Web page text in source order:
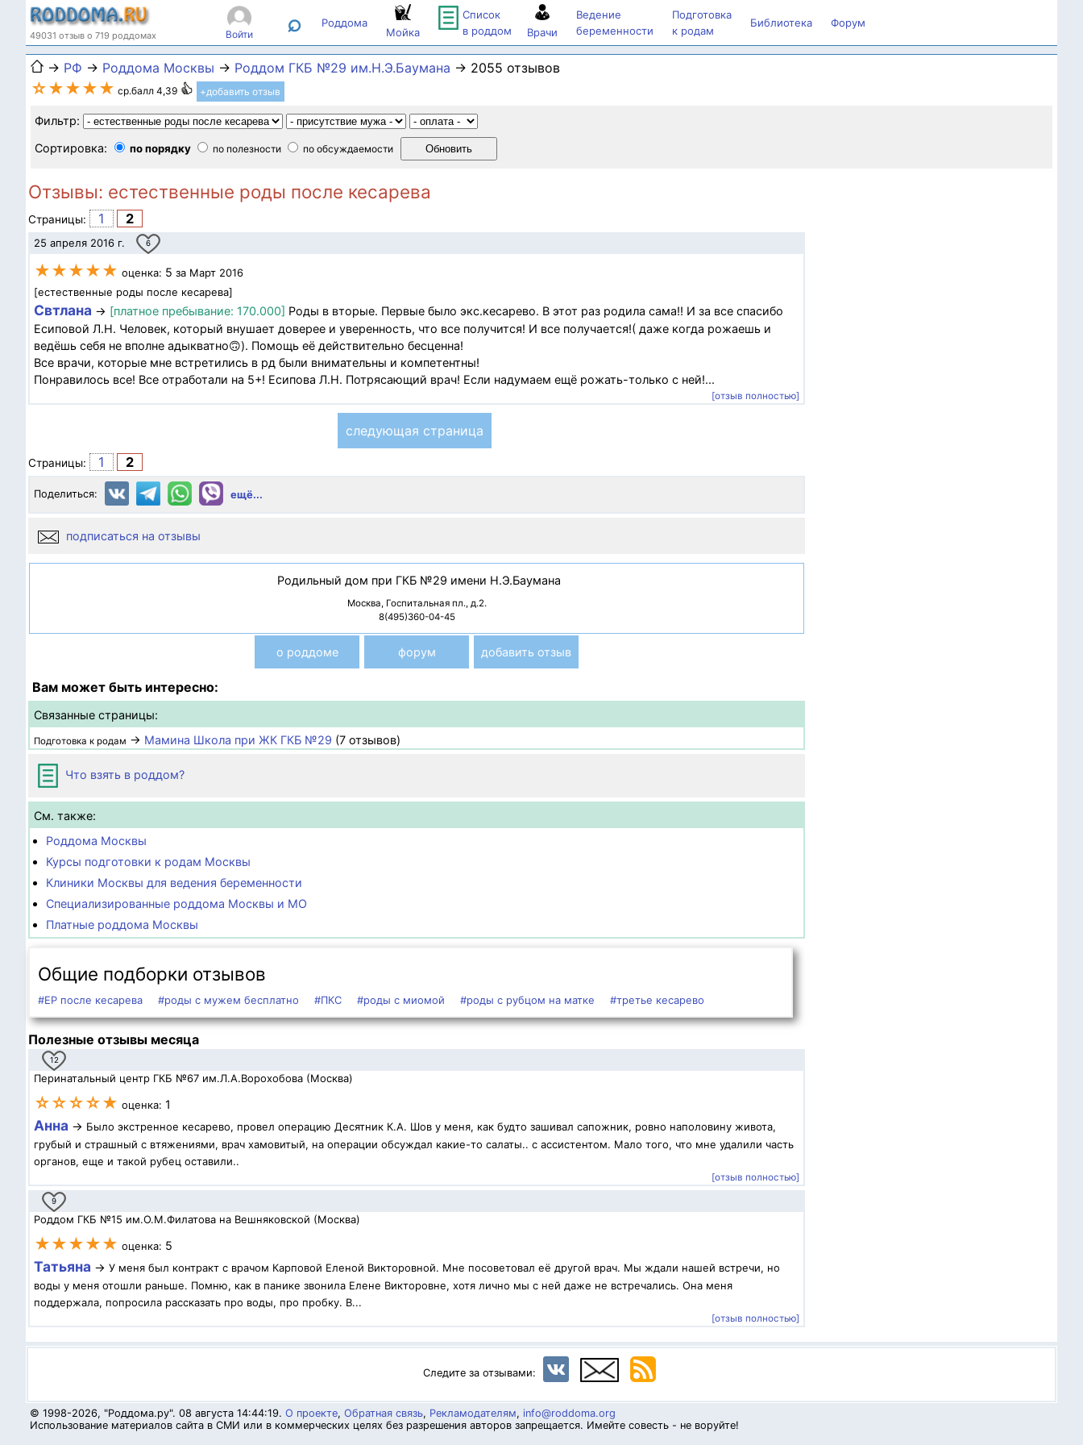
49031 отзыв о 719 роддомах Войти ⌕ Роддома
Мойка
Список
в роддом
Врачи
Ведение
беременности
Подготовка
к родам
Библиотека Форум
→ РФ → Роддома Москвы → Роддом ГКБ №29 им.Н.Э.Баумана → 2055 отзывов
☆★★★★ ср.балл 4,39 +добавить отзыв
Фильтр:
Сортировка:
по порядку по полезности по обсуждаемости
Отзывы: естественные роды после кесарева
Страницы: 1 2
25 апреля 2016 г. 6
★★★★★ оценка: 5 за Март 2016
[естественные роды после кесарева]
Свтлана → [платное пребывание: 170.000] Роды в вторые. Первые было экс.кесарево. В этот раз родила сама!! И за все спасибо
Есиповой Л.Н. Человек, который внушает доверее и уверенность, что все получится! И все получается!( даже когда рожаешь и
ведёшь себя не вполне адыкватно🙃). Помощь её действительно бесценна!
Все врачи, которые мне встретились в рд были внимательны и компетентны!
Понравилось все! Все отработали на 5+! Есипова Л.Н. Потрясающий врач! Если надумаем ещё рожать-только с ней!...
[отзыв полностью]
следующая страница
Страницы: 1 2
Поделиться: ещё...
подписаться на отзывы
Родильный дом при ГКБ №29 имени Н.Э.Баумана
Москва, Госпитальная пл., д.2.
8(495)360-04-45
о роддоме форум добавить отзыв
Вам может быть интересно:
Связанные страницы:
Подготовка к родам → Мамина Школа при ЖК ГКБ №29 (7 отзывов)
Что взять в роддом?
См. также:
Роддома Москвы
Курсы подготовки к родам Москвы
Клиники Москвы для ведения беременности
Специализированные роддома Москвы и МО
Платные роддома Москвы
Общие подборки отзывов
#ЕР после кесарева #роды с мужем бесплатно #ПКС #роды с миомой #роды с рубцом на матке #третье кесарево
Полезные отзывы месяца
12
Перинатальный центр ГКБ №67 им.Л.А.Ворохобова (Москва)
☆☆☆☆★ оценка: 1
Анна → Было экстренное кесарево, провел операцию Десятник К.А. Шов у меня, как будто зашивал сапожник, ровно наполовину живота,
грубый и страшный с втяжениями, врач хамовитый, на операции обсуждал какие-то салаты.. с ассистентом. Мало того, что мне удалили часть
органов, еще и такой рубец оставили..
[отзыв полностью]
9
Роддом ГКБ №15 им.О.М.Филатова на Вешняковской (Москва)
★★★★★ оценка: 5
Татьяна → У меня был контракт с врачом Карповой Еленой Викторовной. Мне посоветовал её другой врач. Мы ждали нашей встречи, но
воды у меня отошли раньше. Помню, как в панике звонила Елене Викторовне, хотя лично мы с ней даже не встречались. Она меня
поддержала, попросила рассказать про воды, про пробку. В...
[отзыв полностью]
Следите за отзывами:
© 1998-2026, "Роддома.ру". 08 августа 14:44:19. О проекте, Обратная связь, Рекламодателям, info@roddoma.org
Использование материалов сайта в СМИ или в коммерческих целях без разрешения авторов запрещается. Имейте совесть - не воруйте!